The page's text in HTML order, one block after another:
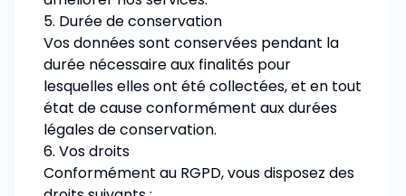
5. Durée de conservation
Vos données sont conservées pendant la
durée nécessaire aux finalités pour
lesquelles elles ont été collectées, et en tout
état de cause conformément aux durées
légales de conservation.
6. Vos droits
Conformément au RGPD, vous disposez des